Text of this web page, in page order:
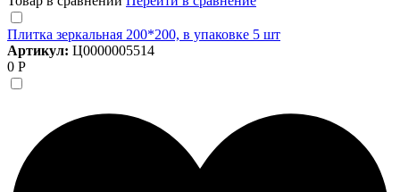
Плитка зеркальная 200*200, в упаковке 5 шт
Артикул: Ц0000005514
0 Р